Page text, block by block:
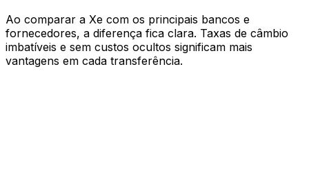
Ao comparar a Xe com os principais bancos e
fornecedores, a diferença fica clara. Taxas de câmbio
imbatíveis e sem custos ocultos significam mais
vantagens em cada transferência.